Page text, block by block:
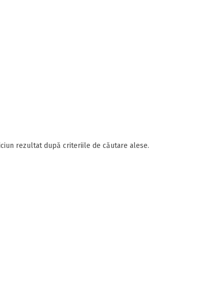
rezultat după criteriile de căutare alese.